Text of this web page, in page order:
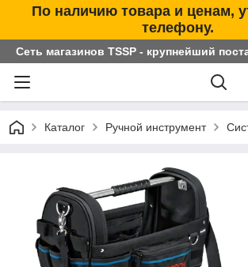
По наличию товара и ценам,
телефону.
Сеть магазинов TSSP - крупнейший
Каталог Ручной инструмент